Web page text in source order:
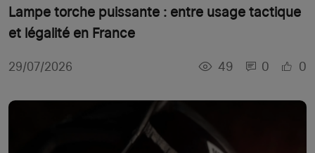
Lampe torche puissante : entre usage tactique
et légalité en France
29/07/2026 49 0 0